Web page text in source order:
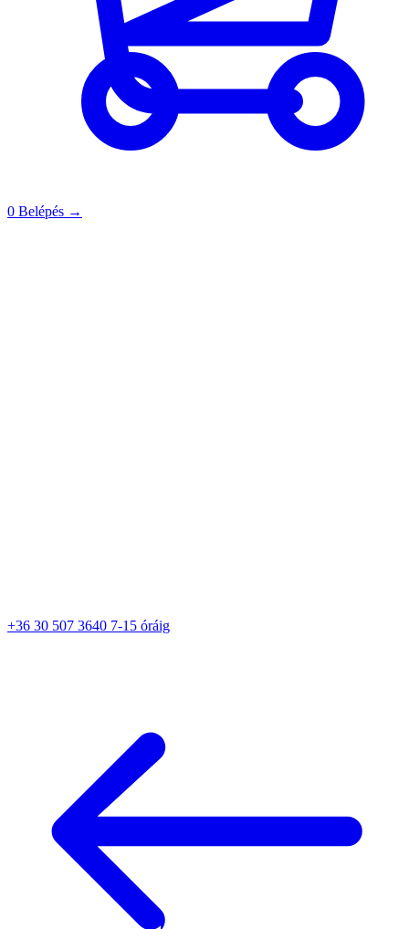
0 Belépés →
+36 30 507 3640 7-15 óráig